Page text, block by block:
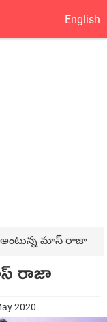
English
మాస్ రాజా
రాజా
2020